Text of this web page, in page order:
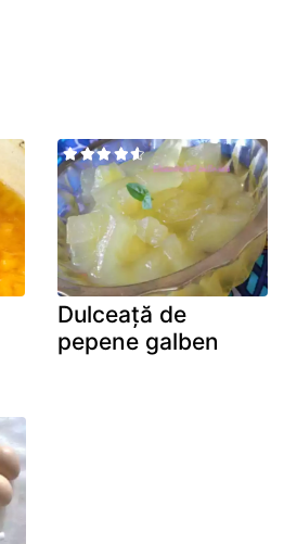
Dulceață de
pepene galben